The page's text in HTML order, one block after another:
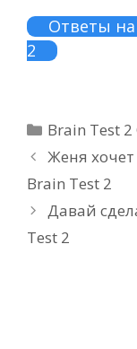
Ответы
2
Рубрики
Brain Test
Женя хочет
Brain Test 2
Давай
Test 2